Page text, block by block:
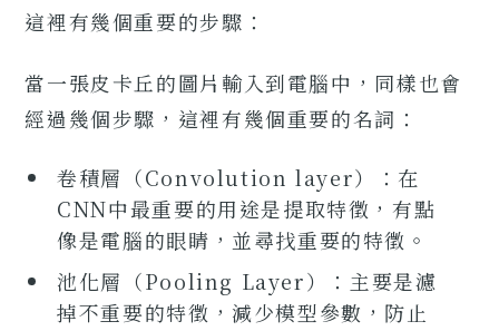
這裡有幾個重要的步驟：
當一張皮卡丘的圖片輸入到電腦中，同樣也會
經過幾個步驟，這裡有幾個重要的名詞：
卷積層（Convolution layer）：在
CNN中最重要的用途是提取特徵，有點
像是電腦的眼睛，並尋找重要的特徵。
池化層（Pooling Layer）：主要是濾
掉不重要的特徵，減少模型參數，防止